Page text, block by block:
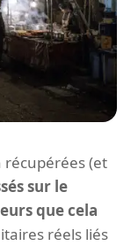
récupérées (et
sur le
que cela
réels liés